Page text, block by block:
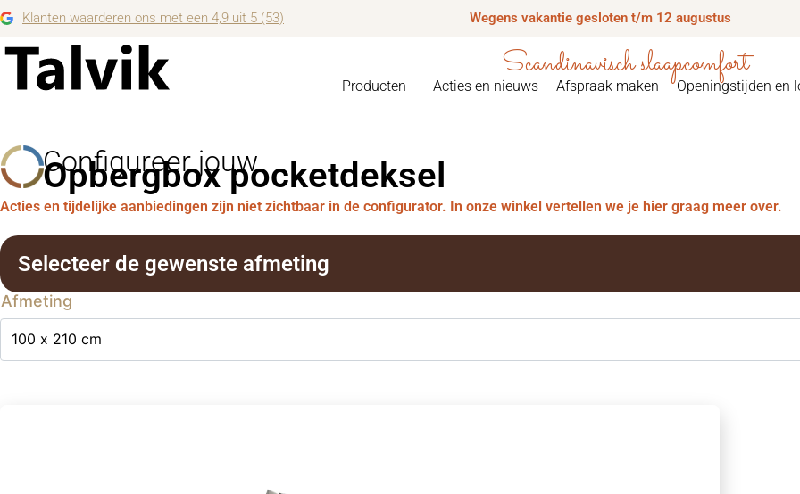
Klanten waarderen ons met een 4,9 uit 5 (53) Wegens vakantie gesloten t/m 12 augustus
Scandinavisch slaapcomfort
Producten Acties en nieuws Afspraak maken Openingstijden en
Configureer jouw
Opbergbox pocketdeksel
Acties en tijdelijke aanbiedingen zijn niet zichtbaar in de configurator. In onze winkel vertellen we je hier graag meer over.
Selecteer de gewenste afmeting
Afmeting